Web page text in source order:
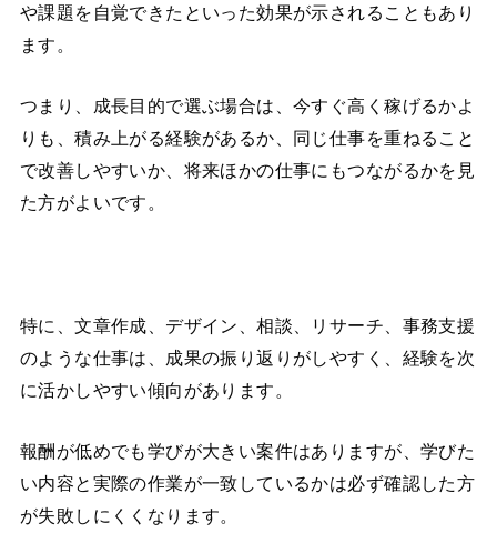
や課題を自覚できたといった効果が示されることもあり
ます。
つまり、成長目的で選ぶ場合は、今すぐ高く稼げるかよ
りも、積み上がる経験があるか、同じ仕事を重ねること
で改善しやすいか、将来ほかの仕事にもつながるかを見
た方がよいです。
特に、文章作成、デザイン、相談、リサーチ、事務支援
のような仕事は、成果の振り返りがしやすく、経験を次
に活かしやすい傾向があります。
報酬が低めでも学びが大きい案件はありますが、学びた
い内容と実際の作業が一致しているかは必ず確認した方
が失敗しにくくなります。